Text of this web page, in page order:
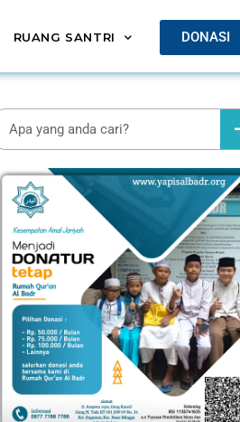
RUANG SANTRI DONASI